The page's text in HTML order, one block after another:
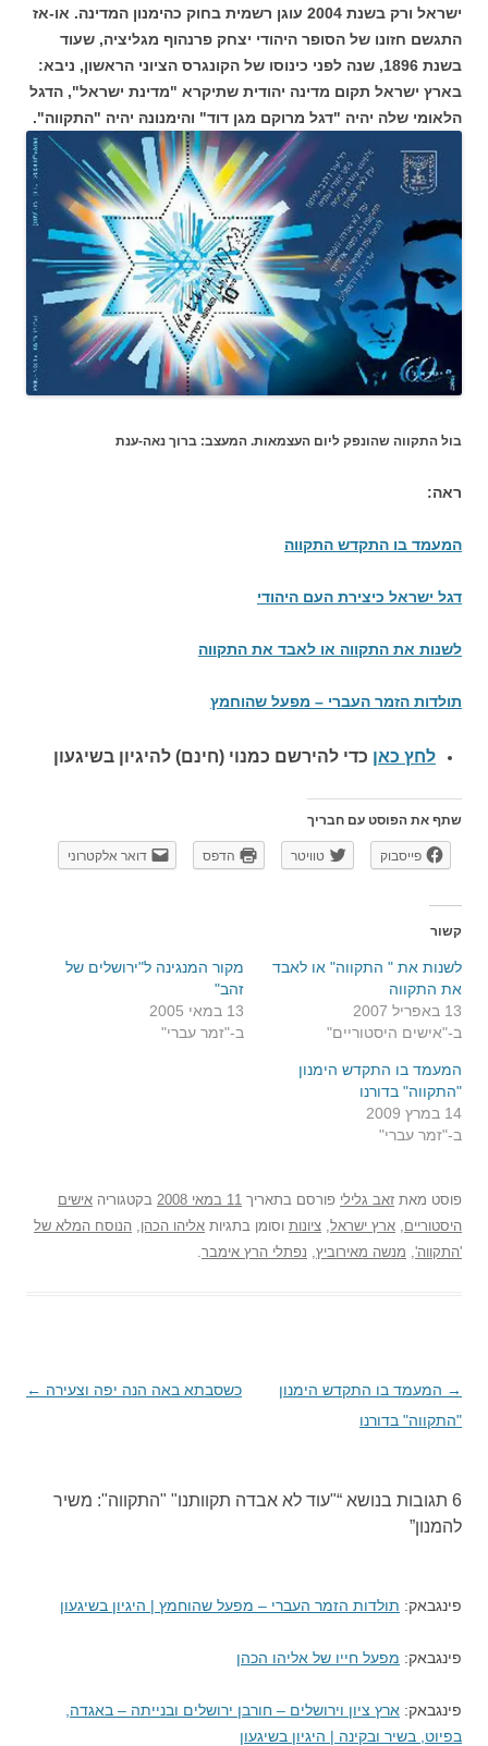
ישראל ורק בשנת 2004 עוגן רשמית בחוק כהימנון המדינה. או-אז
התגשם חזונו של הסופר היהודי יצחק פרנהוף מגליציה, שעוד
בשנת 1896, שנה לפני כינוסו של הקונגרס הציוני הראשון, ניבא:
בארץ ישראל תקום מדינה יהודית שתיקרא "מדינת ישראל", הדגל
הלאומי שלה יהיה "דגל מרוקם מגן דוד" והימנונהּ יהיה "התקווה".
בול התקווה שהונפק ליום העצמאות. המעצב: ברוך נאה-ענת
ראה:
המעמד בו התקדש התקווה
דגל ישראל כיצירת העם היהודי
לשנות את התקווה או לאבד את התקווה
תולדות הזמר העברי – מפעל שהוחמץ
לחץ כאן כדי להירשם כמנוי (חינם) להיגיון בשיגעון
שתף את הפוסט עם חבריך
פייסבוק טוויטר הדפס דואר אלקטרוני
קשור
לשנות את " התקווה" או לאבד
את התקווה
13 באפריל 2007
ב-"אישים היסטוריים"
מקור המנגינה ל"ירושלים של
זהב"
13 במאי 2005
ב-"זמר עברי"
המעמד בו התקדש הימנון
"התקווה" בדורנו
14 במרץ 2009
ב-"זמר עברי"
פוסט מאת זאב גלילי פורסם בתאריך 11 במאי 2008 בקטגוריה אישים
היסטוריים, ארץ ישראל, ציונות וסומן בתגיות אליהו הכהן, הנוסח המלא של
'התקווה', מנשה מאירוביץ, נפתלי הרץ אימבר.
ניווט
בפוסטים
→ המעמד בו התקדש הימנון
"התקווה" בדורנו
כשסבתא באה הנה יפה וצעירה ←
6 תגובות בנושא “
"עוד לא אבדה תקוותנו" "התקווה": משיר
להמנון”
פינגבאק: תולדות הזמר העברי – מפעל שהוחמץ | היגיון בשיגעון
פינגבאק: מפעל חייו של אליהו הכהן
פינגבאק: ארץ ציון וירושלים – חורבן ירושלים ובנייתה – באגדה,
בפיוט, בשיר ובקינה | היגיון בשיגעון